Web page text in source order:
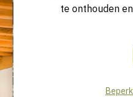
te onthouden